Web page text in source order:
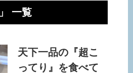
一覧
天下一品の『超こ
ってり』を食べて